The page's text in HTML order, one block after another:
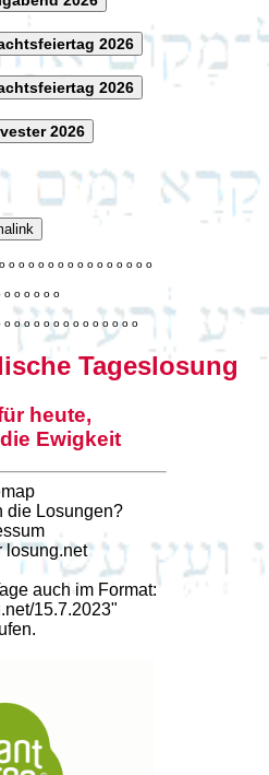
2026
2026
2026
o o o o o o o o o o o o o o o o
o o o o o o
o o o o o o o o o o o o o o
Tageslosung
heute,
Ewigkeit
die Losungen?
losung.net
auch im Format:
15.7.2023"